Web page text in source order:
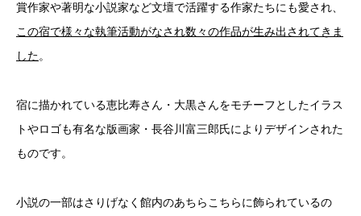
賞作家や著明な小説家など文壇で活躍する作家たちにも愛され、
この宿で様々な執筆活動がなされ数々の作品が生み出されてきま
した。
宿に描かれている恵比寿さん・大黒さんをモチーフとしたイラス
トやロゴも有名な版画家・長谷川富三郎氏によりデザインされた
ものです。
小説の一部はさりげなく館内のあちらこちらに飾られているの